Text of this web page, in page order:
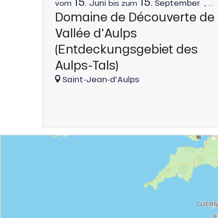
vom Juni bis zum September ,
Domaine de Découverte de
Vallée d'Aulps
(Entdeckungsgebiet des
Aulps-Tals)
Saint-Jean-d'Aulps